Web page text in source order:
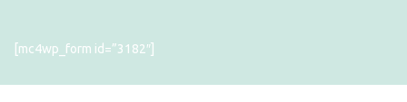
[mc4wp_form id=”3182″]